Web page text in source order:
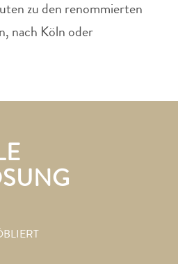
zu den renommierten
nach Köln oder